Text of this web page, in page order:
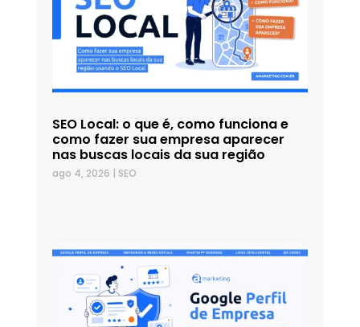
SEO Local: o que é, como funciona e
como fazer sua empresa aparecer
nas buscas locais da sua região
ago 4, 2026 | SEO